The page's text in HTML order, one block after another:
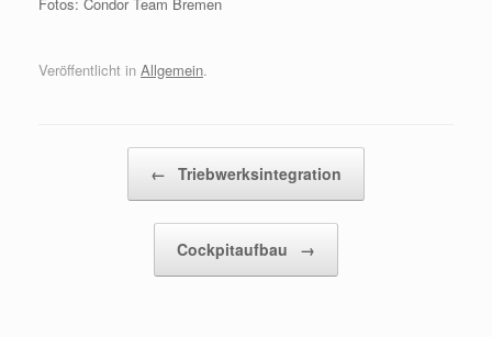
Veröffentlicht in Allgemein.
← Triebwerksintegration
Cockpitaufbau →